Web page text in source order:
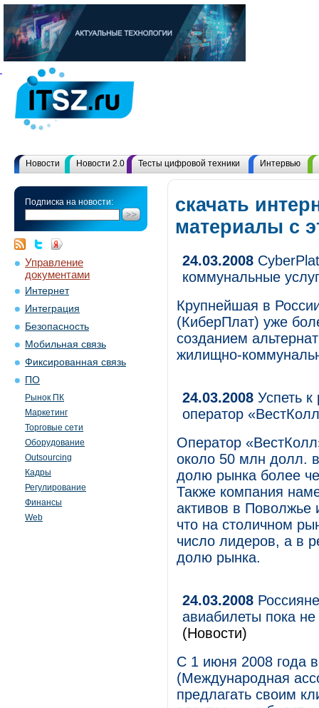
Новости Новости 2.0 Тесты цифровой техники Интервью
Подписка на новости:
Управление
документами
Интернет
Интеграция
Безопасность
Мобильная связь
Фиксированная связь
ПО
Рынок ПК
Маркетинг
Торговые сети
Оборудование
Outsourcing
Кадры
Регулирование
Финансы
Web
скачать
материалы с
24.03.2008
коммунальные
Крупнейшая в
(КиберПлат) уже
созданием
жилищно-
24.03.2008 Успеть к
оператор
Оператор
около 50 млн долл. в
долю рынка более
Также компания
активов в Поволжье
что на столичном
число лидеров, а в
долю рынка.
24.03.2008
авиабилеты пока
(Новости)
С 1 июня 2008 года
(Международная
предлагать своим